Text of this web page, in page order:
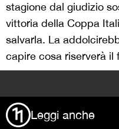
stagione dal giudizio
vittoria della Coppa
salvarla. La
capire cosa riserverà il
Leggi anche